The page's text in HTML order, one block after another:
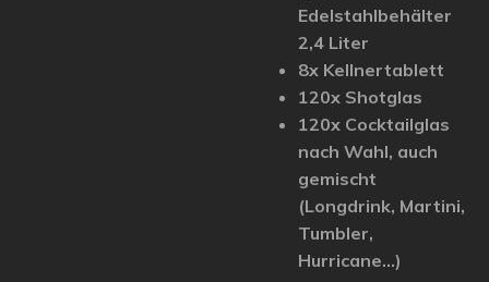
Edelstahlbehälter
2,4 Liter
8x Kellnertablett
120x Shotglas
120x Cocktailglas
nach Wahl, auch
gemischt
(Longdrink, Martini,
Tumbler,
Hurricane...)